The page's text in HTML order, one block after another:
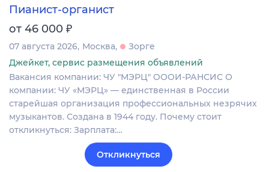
Пианист-органист
от 46 000 ₽
07 августа 2026 Москва
Зорге
Джейкет, сервис размещения объявлений
Вакансия компании: ЧУ "МЭРЦ" ОООИ-РАНСИС О
компании: ЧУ «МЭРЦ» — единственная в России
старейшая организация профессиональных незрячих
музыкантов. Создана в 1944 году. Почему стоит
откликнуться: Зарплата:…
Откликнуться